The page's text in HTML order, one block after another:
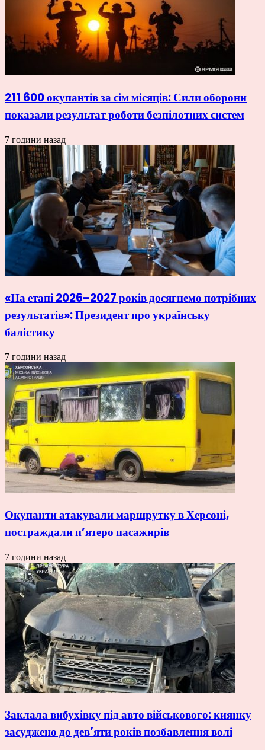
211 600 окупантів за сім місяців: Сили оборони
показали результат роботи безпілотних систем
7 години назад
«На етапі 2026–2027 років досягнемо потрібних
результатів»: Президент про українську
балістику
7 години назад
Окупанти атакували маршрутку в Херсоні,
постраждали п’ятеро пасажирів
7 години назад
Заклала вибухівку під авто військового: киянку
засуджено до дев’яти років позбавлення волі